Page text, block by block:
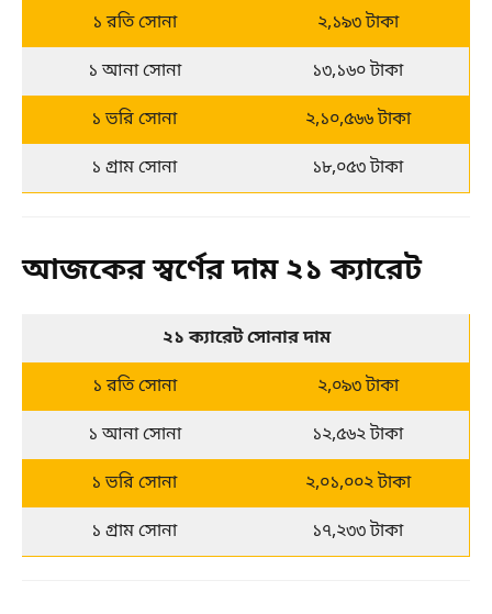
১ রতি সোনা
২,১৯৩ টাকা
১ আনা সোনা
১৩,১৬০ টাকা
১ ভরি সোনা
২,১০,৫৬৬ টাকা
১ গ্রাম সোনা
১৮,০৫৩ টাকা
আজকের স্বর্ণের দাম ২১ ক্যারেট
২১ ক্যারেট সোনার দাম
১ রতি সোনা
২,০৯৩ টাকা
১ আনা সোনা
১২,৫৬২ টাকা
১ ভরি সোনা
২,০১,০০২ টাকা
১ গ্রাম সোনা
১৭,২৩৩ টাকা